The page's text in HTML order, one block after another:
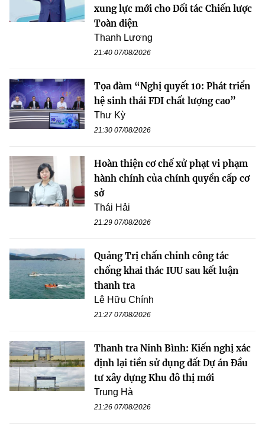
xung lực mới cho Đối tác Chiến lược
Toàn diện
Thanh Lương
21:40 07/08/2026
Tọa đàm “Nghị quyết 10: Phát triển
hệ sinh thái FDI chất lượng cao”
Thư Kỳ
21:30 07/08/2026
Hoàn thiện cơ chế xử phạt vi phạm
hành chính của chính quyền cấp cơ
sở
Thái Hải
21:29 07/08/2026
Quảng Trị chấn chỉnh công tác
chống khai thác IUU sau kết luận
thanh tra
Lê Hữu Chính
21:27 07/08/2026
Thanh tra Ninh Bình: Kiến nghị xác
định lại tiền sử dụng đất Dự án Đầu
tư xây dựng Khu đô thị mới
Trung Hà
21:26 07/08/2026